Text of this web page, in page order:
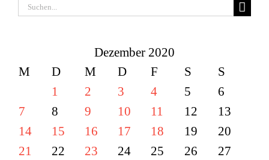
Suche
Dezember 2020
M
D M D F S
S
1
2 3 4 5
6
7
8 9 10 11 12
13
14
15 16 17 18 19
20
21
22 23 24 25 26
27